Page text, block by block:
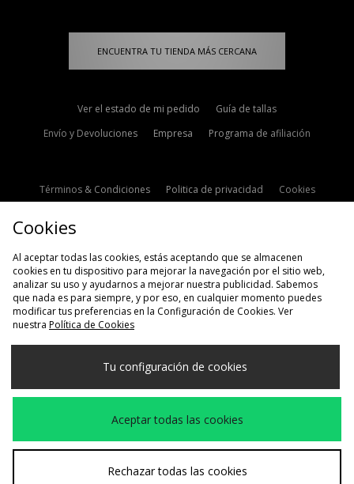
ENCUENTRA TU TIENDA MÁS CERCANA
Ver el estado de mi pedido
Guía de tallas
Envío y Devoluciones
Empresa Programa de afiliación
Términos & Condiciones Politica de privacidad
Cookies
Selecciona País
España
Aceptamos las siguientes formas de pago
Visita nuestra página corporativa en www.jdplc.com
Cookies
Al aceptar todas las cookies, estás aceptando que se almacenen
cookies en tu dispositivo para mejorar la navegación por el sitio web,
analizar su uso y ayudarnos a mejorar nuestra publicidad. Sabemos
que nada es para siempre, y por eso, en cualquier momento puedes
modificar tus preferencias en la Configuración de Cookies. Ver
nuestra Política de Cookies
Tu configuración de cookies
Aceptar todas las cookies
Rechazar todas las cookies